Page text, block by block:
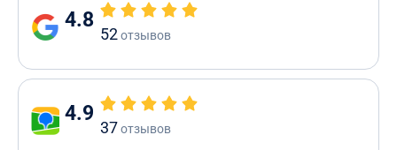
4.8
52отзывов
4.9
37отзывов